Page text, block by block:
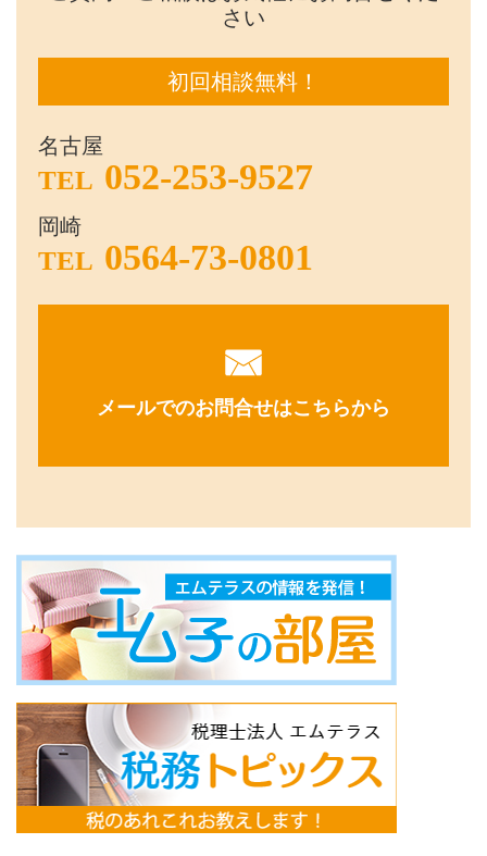
さい
初回相談無料！
名古屋
TEL 052-253-9527
岡崎
TEL 0564-73-0801
メールでのお問合せはこちらから